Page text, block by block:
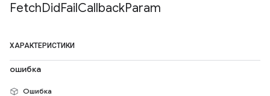
FetchDidFailCallbackParam
ХАРАКТЕРИСТИКИ
ошибка
Ошибка